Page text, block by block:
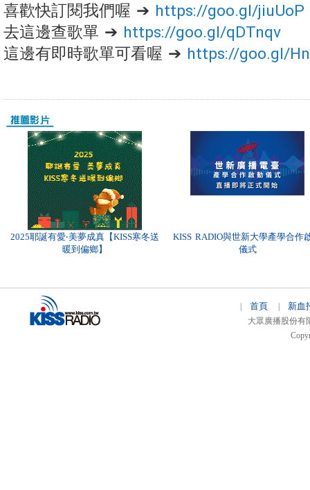
喜歡快訂閱我們喔 ➔ https://goo.gl/jiuUoP
去這邊查歌單 ➔ https://goo.gl/qDTnqv
這邊有即時歌單可看喔 ➔ https://goo.gl/
2025耶誕有愛‧美夢成真【KISS寒冬送
暖到偏鄉】
KISS RADIO與世新大學產學合作
儀式
首頁 新血
大眾廣播股份有